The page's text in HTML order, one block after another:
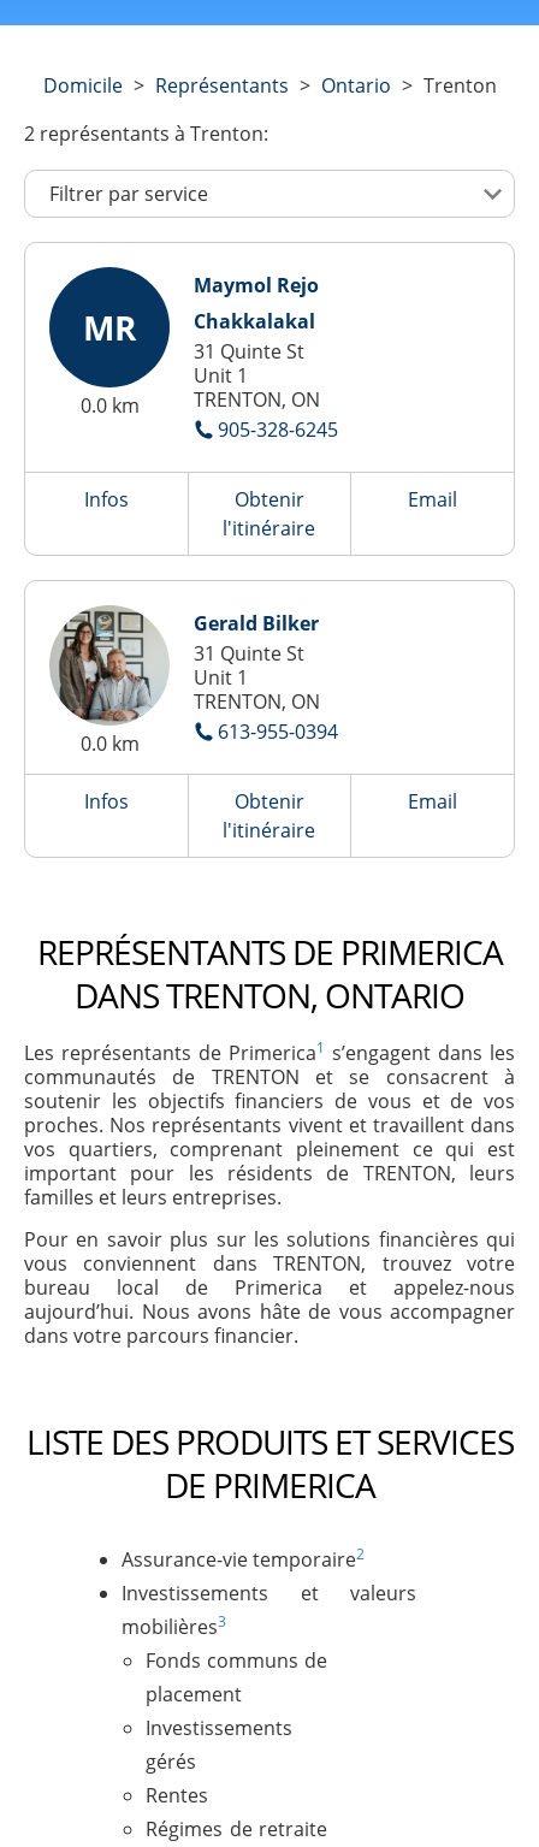
Domicile> Représentants > Ontario > Trenton
2 représentants à Trenton:
MR
0.0 km
Maymol Rejo
Chakkalakal
31 Quinte St
Unit 1
TRENTON, ON
905-328-6245
Infos
Obtenir
l'itinéraire
Email
0.0 km
Gerald Bilker
31 Quinte St
Unit 1
TRENTON, ON
613-955-0394
Infos
Obtenir
l'itinéraire
Email
REPRÉSENTANTS DE PRIMERICA
DANS TRENTON, ONTARIO
Les représentants de Primerica1 s’engagent dans les
communautés de TRENTON et se consacrent à
soutenir les objectifs financiers de vous et de vos
proches. Nos représentants vivent et travaillent dans
vos quartiers, comprenant pleinement ce qui est
important pour les résidents de TRENTON, leurs
familles et leurs entreprises.
Pour en savoir plus sur les solutions financières qui
vous conviennent dans TRENTON, trouvez votre
bureau local de Primerica et appelez-nous
aujourd’hui. Nous avons hâte de vous accompagner
dans votre parcours financier.
LISTE DES PRODUITS ET SERVICES
DE PRIMERICA
Assurance-vie temporaire2
Investissements et valeurs
mobilières3
Fonds communs de
placement
Investissements
gérés
Rentes
Régimes de retraite